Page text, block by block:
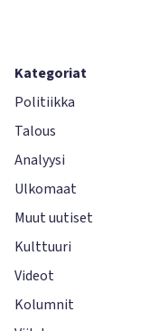
Kategoriat
Politiikka
Talous
Analyysi
Ulkomaat
Muut uutiset
Kulttuuri
Videot
Kolumnit